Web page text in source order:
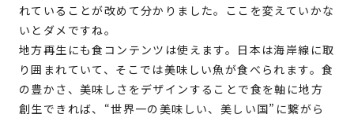
れていることが改めて分かりました。ここを変えていかな
いとダメですね。
地方再生にも食コンテンツは使えます。日本は海岸線に取
り囲まれていて、そこでは美味しい魚が食べられます。食
の豊かさ、美味しさをデザインすることで食を軸に地方
創生できれば、“世界一の美味しい、美しい国”に繋がら